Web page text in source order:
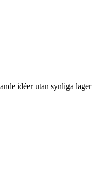
idéer utan synliga lager